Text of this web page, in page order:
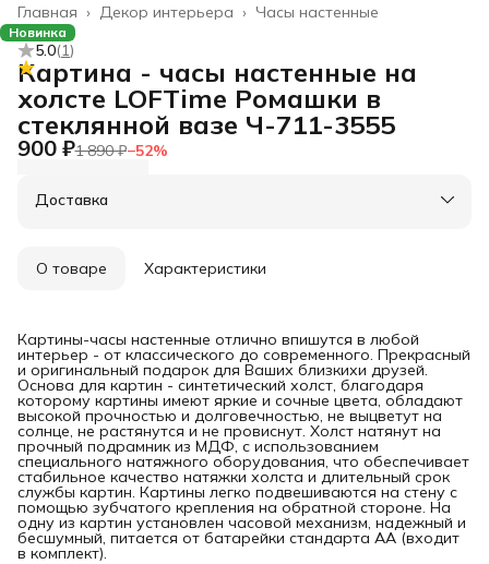
Часы настенные
Декор интерьера ›
Главная ›
Новинка
5.0(1)
Картина - часы настенные на
холсте LOFTime Ромашки в
стеклянной вазе Ч-711-3555
900 ₽1 890 ₽−52%
Доставка
О товаре Характеристики
Картины-часы настенные отлично впишутся в любой
интерьер - от классического до современного. Прекрасный
и оригинальный подарок для Ваших близкихи друзей.
Основа для картин - синтетический холст, благодаря
которому картины имеют яркие и сочные цвета, обладают
высокой прочностью и долговечностью, не выцветут на
солнце, не растянутся и не провиснут. Холст натянут на
прочный подрамник из МДФ, с использованием
специального натяжного оборудования, что обеспечивает
стабильное качество натяжки холста и длительный срок
службы картин. Картины легко подвешиваются на стену с
помощью зубчатого крепления на обратной стороне. На
одну из картин установлен часовой механизм, надежный и
бесшумный, питается от батарейки стандарта АА (входит
в комплект).